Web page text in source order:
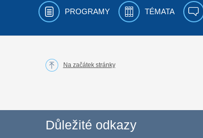
PROGRAMY TÉMATA
Na začátek stránky
Důležité odkazy